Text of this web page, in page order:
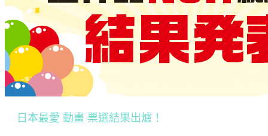
日本最愛 動畫 票選結果出爐！